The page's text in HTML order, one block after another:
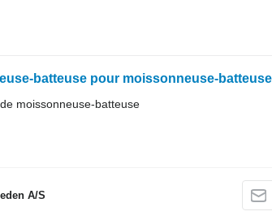
batteuse pour moissonneuse-
moissonneuse-batteuse
A/S